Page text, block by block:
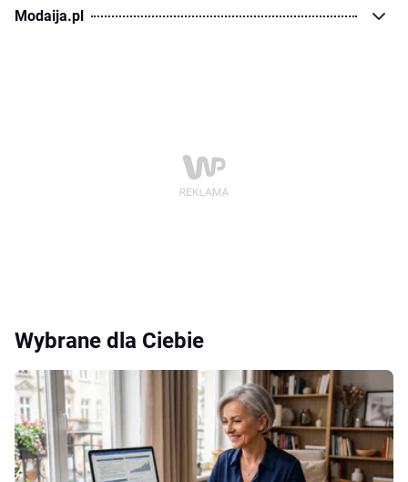
Modaija.pl
Wybrane dla Ciebie